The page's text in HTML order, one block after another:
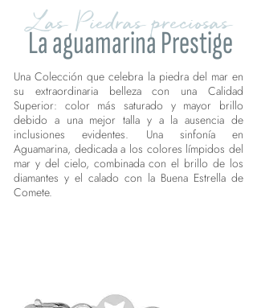
Las Piedras preciosas
La aguamarina Prestige
Una Colección que celebra la piedra del mar en
su extraordinaria belleza con una Calidad
Superior: color más saturado y mayor brillo
debido a una mejor talla y a la ausencia de
inclusiones evidentes. Una sinfonía en
Aguamarina, dedicada a los colores límpidos del
mar y del cielo, combinada con el brillo de los
diamantes y el calado con la Buena Estrella de
Comete.